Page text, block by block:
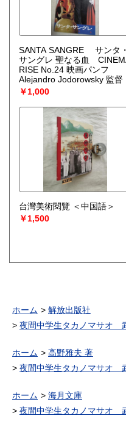
SANTA SANGRE サンタ・
サングレ 聖なる血
RISE No.24 映画パンフ
Alejandro Jodorowsky 監督
￥1,000
台灣美術閱覽 ＜中国語＞
￥1,500
ホーム
解放出版社
夜間中学生タカノマサオ
ホーム
高野雅夫 著
夜間中学生タカノマサオ
ホーム
海月文庫
夜間中学生タカノマサオ